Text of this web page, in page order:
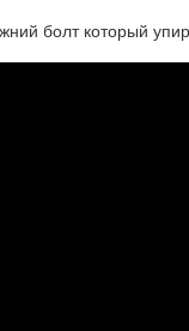
болт который